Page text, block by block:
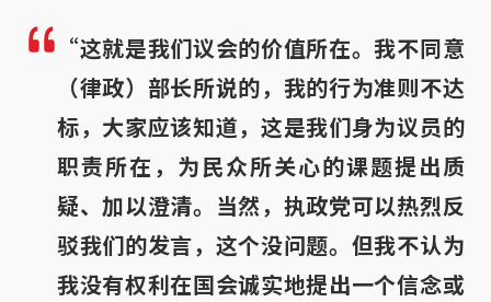
“这就是我们议会的价值所在。我不同意
（律政）部长所说的，我的行为准则不达
标，大家应该知道，这是我们身为议员的
职责所在，为民众所关心的课题提出质
疑、加以澄清。当然，执政党可以热烈反
驳我们的发言，这个没问题。但我不认为
我没有权利在国会诚实地提出一个信念或